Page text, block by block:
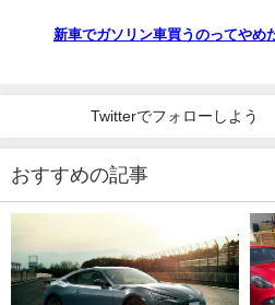
新車でガソリン車買うのってやめ
Twitterでフォローしよう
おすすめの記事